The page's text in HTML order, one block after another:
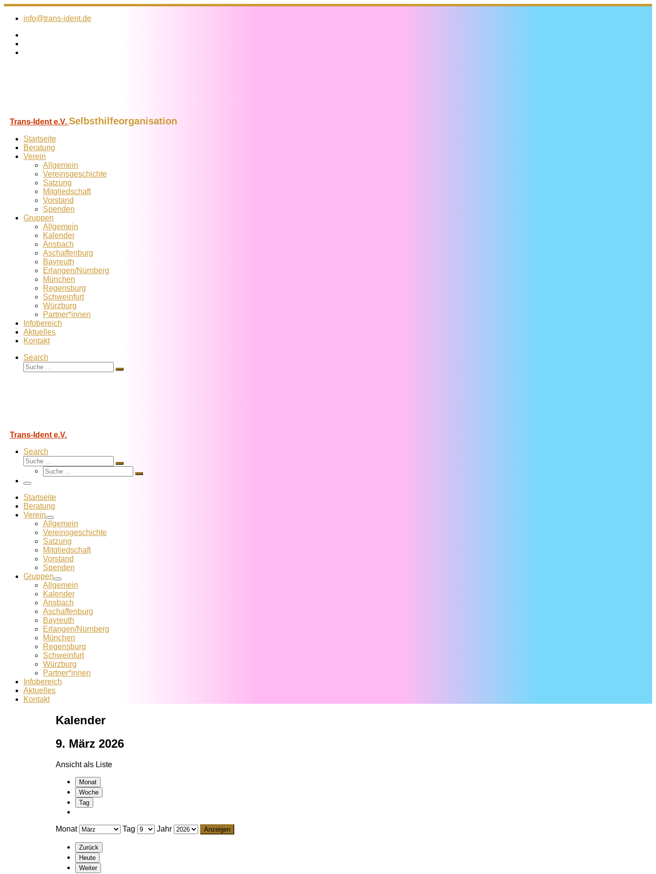
Zum
Inhalt
info@trans-ident.de
Trans-Ident e.V. Selbsthilfeorganisation
Startseite
Beratung
Verein
Allgemein
Vereins­geschichte
Satzung
Mitglied­schaft
Vorstand
Spenden
Gruppen
Allgemein
Kalender
Ansbach
Aschaffenburg
Bayreuth
Erlangen/Nürnberg
München
Regensburg
Schweinfurt
Würzburg
Partner*innen
Infobereich
Aktuelles
Kontakt
Search
Suche
Suche
Trans-Ident e.V.
Search
Suche
Suche
Suche
Suche
Menü
Startseite
Beratung
Verein
Allgemein
Vereins­geschichte
Satzung
Mitglied­schaft
Vorstand
Spenden
Gruppen
Allgemein
Kalender
Ansbach
Aschaffenburg
Bayreuth
Erlangen/Nürnberg
München
Regensburg
Schweinfurt
Würzburg
Partner*innen
Infobereich
Aktuelles
Kontakt
Kalender
9. März 2026
Ansicht als Liste
Monat
Woche
Tag
Monat Tag Jahr
Zurück
Heute
Weiter